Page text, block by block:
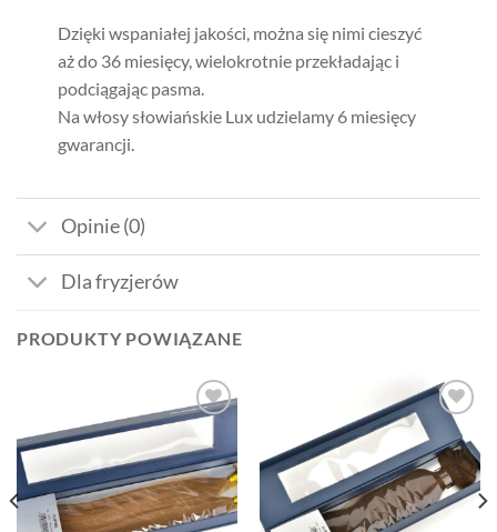
Dzięki wspaniałej jakości, można się nimi cieszyć
aż do 36 miesięcy, wielokrotnie przekładając i
podciągając pasma.
Na włosy słowiańskie Lux udzielamy 6 miesięcy
gwarancji.
Opinie (0)
Dla fryzjerów
PRODUKTY POWIĄZANE
Dodaj
do listy
życzeń
Dodaj
do listy
życzeń